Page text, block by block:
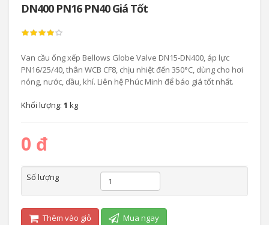
DN400 PN16 PN40 Giá Tốt
Van cầu ống xếp Bellows Globe Valve DN15-DN400, áp lực
PN16/25/40, thân WCB CF8, chịu nhiệt đến 350°C, dùng cho hơi
nóng, nước, dầu, khí. Liên hệ Phúc Minh để báo giá tốt nhất.
Khối lượng: 1 kg
0 đ
Số lượng
Thêm vào giỏ Mua ngay